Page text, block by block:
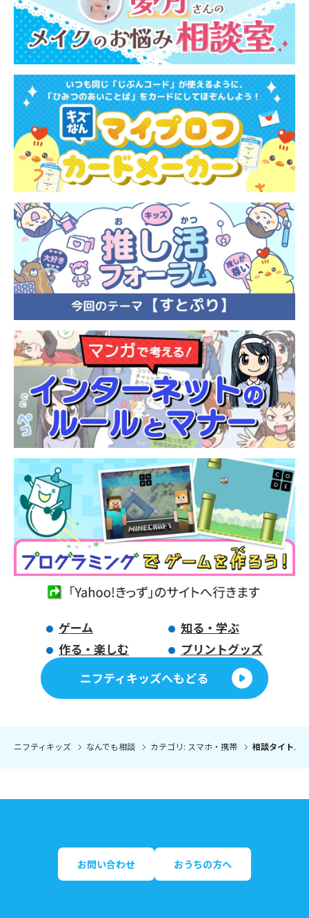
ゲーム
知る・学ぶ
作る・楽しむ
プリントグッズ
ニフティキッズへもどる
ニフティキッズ なんでも相談 カテゴリ: スマホ・携帯 相談タイトル:
お問い合わせ おうちの方へ